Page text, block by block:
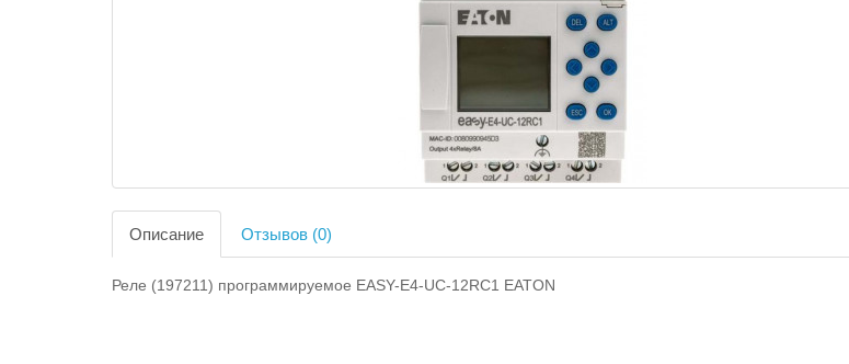
Описание Отзывов (0)
Реле (197211) программируемое EASY-E4-UC-12RC1 EATON